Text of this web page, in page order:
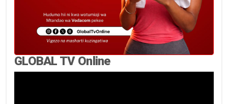
GLOBAL TV Online